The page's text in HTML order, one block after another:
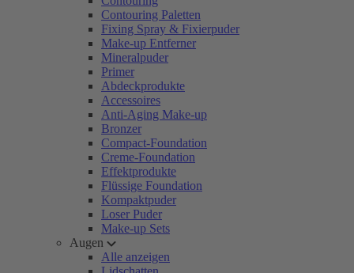
Contouring Paletten
Fixing Spray & Fixierpuder
Make-up Entferner
Mineralpuder
Primer
Abdeckprodukte
Accessoires
Anti-Aging Make-up
Bronzer
Compact-Foundation
Creme-Foundation
Effektprodukte
Flüssige Foundation
Kompaktpuder
Loser Puder
Make-up Sets
Augen
Alle anzeigen